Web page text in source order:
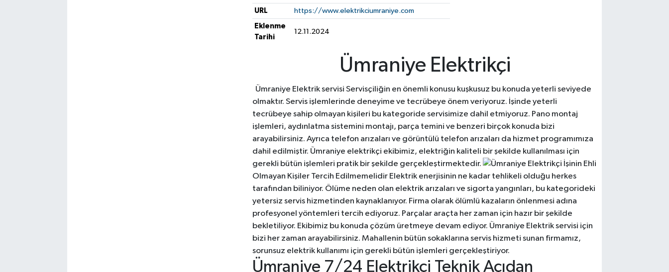
URL https://www.elektrikciumraniye.com
Eklenme
Tarihi
12.11.2024
Ümraniye Elektrikçi
Ümraniye Elektrik servisi Servisçiliğin en önemli konusu kuşkusuz bu konuda yeterli seviyede
olmaktır. Servis işlemlerinde deneyime ve tecrübeye önem veriyoruz. İşinde yeterli
tecrübeye sahip olmayan kişileri bu kategoride servisimize dahil etmiyoruz. Pano montaj
işlemleri, aydınlatma sistemini montajı, parça temini ve benzeri birçok konuda bizi
arayabilirsiniz. Ayrıca telefon arızaları ve görüntülü telefon arızaları da hizmet programımıza
dahil edilmiştir. Ümraniye elektrikçi ekibimiz, elektriğin kaliteli bir şekilde kullanılması için
gerekli bütün işlemleri pratik bir şekilde gerçekleştirmektedir.
İşinin Ehli
Olmayan Kişiler Tercih Edilmemelidir Elektrik enerjisinin ne kadar tehlikeli olduğu herkes
tarafından biliniyor. Ölüme neden olan elektrik arızaları ve sigorta yangınları, bu kategorideki
yetersiz servis hizmetinden kaynaklanıyor. Firma olarak ölümlü kazaların önlenmesi adına
profesyonel yöntemleri tercih ediyoruz. Parçalar araçta her zaman için hazır bir şekilde
bekletiliyor. Ekibimiz bu konuda çözüm üretmeye devam ediyor. Ümraniye Elektrik servisi için
bizi her zaman arayabilirsiniz. Mahallenin bütün sokaklarına servis hizmeti sunan firmamız,
sorunsuz elektrik kullanımı için gerekli bütün işlemleri gerçekleştiriyor.
Ümraniye 7/24 Elektrikçi Teknik Açıdan